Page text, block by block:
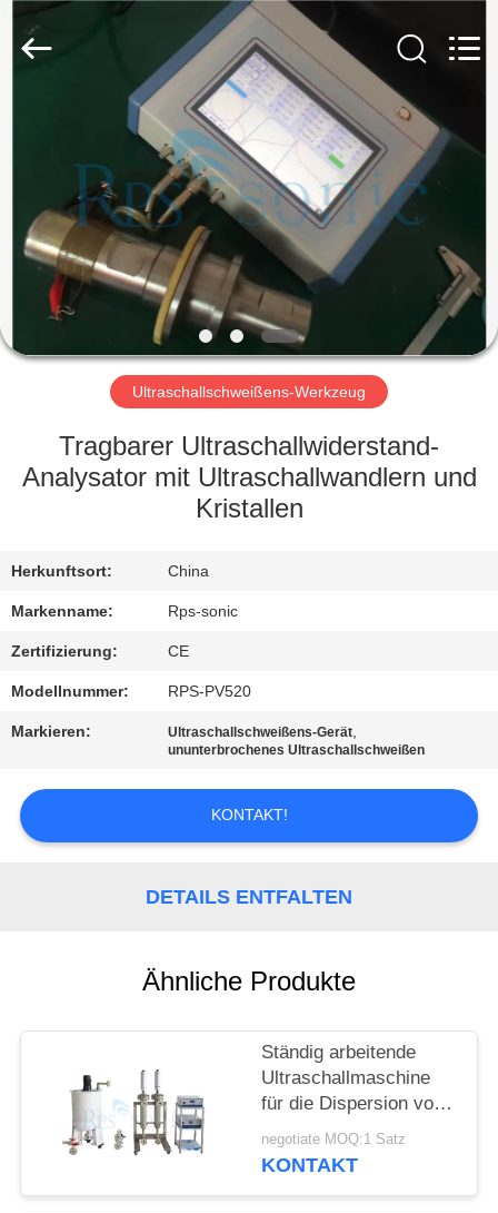
PRODUKTE
ÜBER
UNS
FABRIK-
AUSFLUG
QUALITÄTSKONTROLLE
SIE
MIT
UNS
IN
VERBINDUNG
NACHRICHTEN
Powersonic
Ltd..
Ultraschallschweißens-Werkzeug
Tragbarer Ultraschallwiderstand-
Analysator mit Ultraschallwandlern und
Kristallen
Herkunftsort: China
Markenname: Rps-sonic
Zertifizierung: CE
Modellnummer: RPS-PV520
Markieren: Ultraschallschweißens-Gerät,
ununterbrochenes Ultraschallschweißen
KONTAKT!
DETAILS ENTFALTEN
Ähnliche Produkte
Ständig arbeitende
Ultraschallmaschine
für die Dispersion von
Graphen
negotiate MOQ:1 Satz
KONTAKT